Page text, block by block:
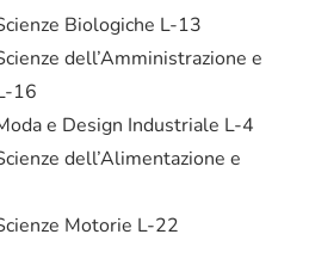
Biologiche L-13
dell’Amministrazione e
16
e Design Industriale L-4
dell’Alimentazione e
Motorie L-22